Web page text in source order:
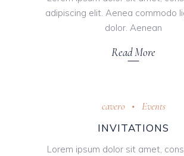
adipiscing elit. Aenea commodo
dolor. Aenean
Read More
cavero
Events
INVITATIONS
Lorem ipsum dolor sit amet,